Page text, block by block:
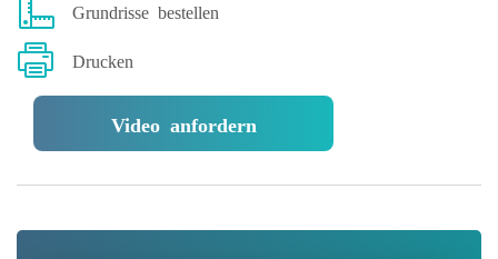
Grundrisse bestellen
Drucken
Video anfordern